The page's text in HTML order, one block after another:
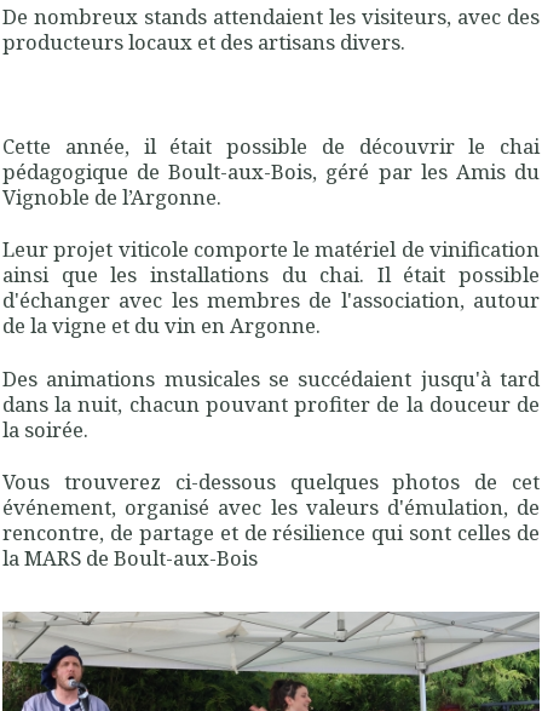
De nombreux stands attendaient les visiteurs, avec des
producteurs locaux et des artisans divers.
Cette année, il était possible de découvrir le chai
pédagogique de Boult-aux-Bois, géré par les Amis du
Vignoble de l’Argonne.
Leur projet viticole comporte le matériel de vinification
ainsi que les installations du chai. Il était possible
d'échanger avec les membres de l'association, autour
de la vigne et du vin en Argonne.
Des animations musicales se succédaient jusqu'à tard
dans la nuit, chacun pouvant profiter de la douceur de
la soirée.
Vous trouverez ci-dessous quelques photos de cet
événement, organisé avec les valeurs d'émulation, de
rencontre, de partage et de résilience qui sont celles de
la MARS de Boult-aux-Bois